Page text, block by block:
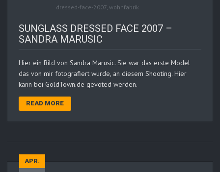
dressed-face-2007, wohnfabrik
SUNGLASS DRESSED FACE 2007 –
SANDRA MARUSIC
Hier ein Bild von Sandra Marusic. Sie war das erste Model
das von mir fotografiert wurde, an diesem Shooting. Hier
kann bei GoldTown.de gevoted werden.
READ MORE
APR.